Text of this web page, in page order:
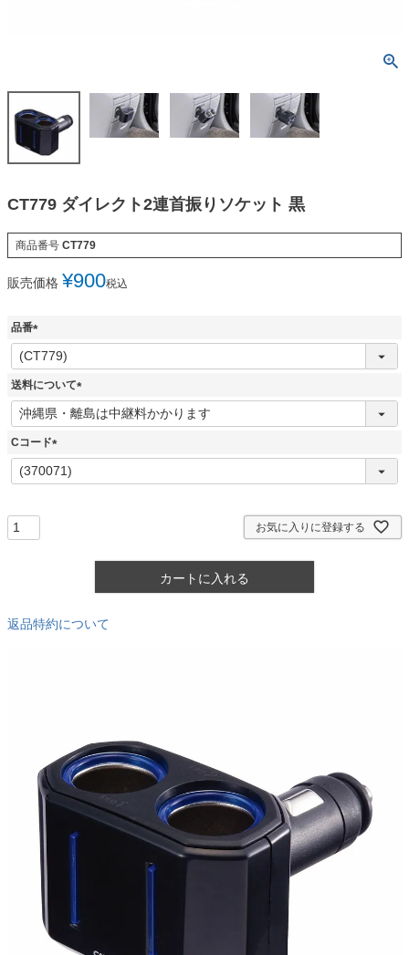
CT779 ダイレクト2連首振りソケット 黒
商品番号 CT779
販売価格 ¥900税込
品番
(
必
須
送料について
(
必
Cコード
(
必
お気に入りに登録する
カートに入れる
返品特約について